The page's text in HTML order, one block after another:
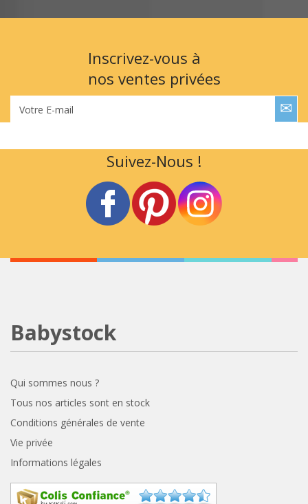
Inscrivez-vous à
nos ventes privées
Votre E-mail
Suivez-Nous !
Babystock
Qui sommes nous ?
Tous nos articles sont en stock
Conditions générales de vente
Vie privée
Informations légales